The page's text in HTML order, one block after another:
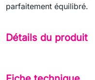
parfaitement équilibré.
Détails du produit